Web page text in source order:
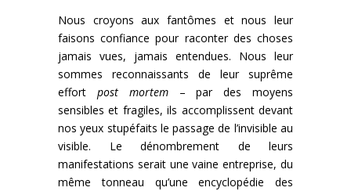
Nous croyons aux fantômes et nous leur
faisons confiance pour raconter des choses
jamais vues, jamais entendues. Nous leur
sommes reconnaissants de leur suprême
effort post mortem– par des moyens
sensibles et fragiles, ils accomplissent devant
nos yeux stupéfaits le passage de l’invisible au
visible. Le dénombrement de leurs
manifestations serait une vaine entreprise, du
même tonneau qu’une encyclopédie des